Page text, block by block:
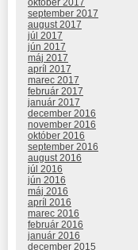
september 2017
august 2017
júl 2017
jún 2017
máj 2017
apríl 2017
marec 2017
február 2017
január 2017
december 2016
november 2016
október 2016
september 2016
august 2016
júl 2016
jún 2016
máj 2016
apríl 2016
marec 2016
február 2016
január 2016
december 2015